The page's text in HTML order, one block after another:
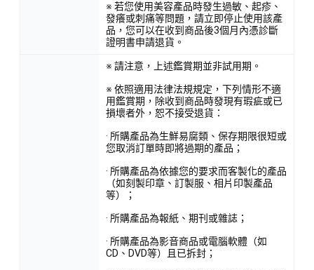
※ 若您使用美容產品時發生過敏、起疹、
發癢或刺痛等問題，請立即停止使用該產
品，您可以在收到商品後3個月內憑診斷
證明書申請退貨。
※ 請注意，上述鑑賞期並非試用期。
※ 依照適用法律法規規定，下列情形不適
用鑑賞期，除收到商品時發現有瑕疵或已
損壞者外，恕不接受退貨：
· 所購產品為生鮮易腐類、保存期限很短或
您取消訂單時即將過期的產品；
· 所購產品為依據您的要求而客製化的產品
（如刻製印章、訂製服、相片印製產品
等）；
· 所購產品為報紙、期刊或雜誌；
· 所購產品為影音商品或電腦軟體（如
CD、DVD等）且已拆封；